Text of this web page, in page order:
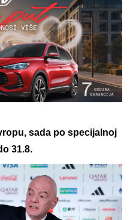
sada po specijalnoj
31.8.